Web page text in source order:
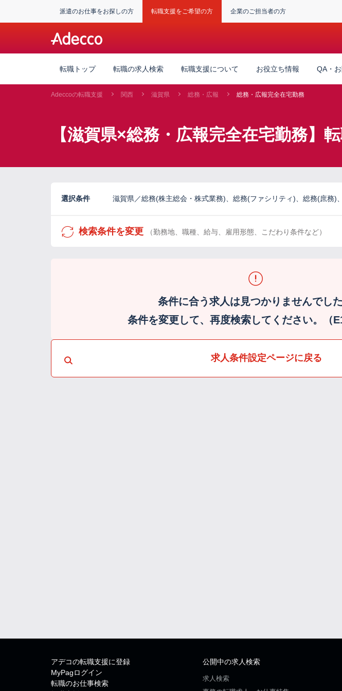
派遣のお仕事をお探しの方 転職支援をご希望の方 企業のご担当者の方
転職トップ 転職の求人検索 転職支援について お役立ち情報 QA・
Adeccoの転職支援 関西 滋賀県 総務・広報 総務・広報完全在宅勤務
【滋賀県×総務・広報完全在宅勤務】
選択条件 滋賀県／総務(株主総会・株式業務)、総務(ファシリティ)、総務(庶務)
検索条件を変更 （勤務地、職種、給与、雇用形態、こだわり条件など）
条件に合う求人は見つかりませんでした
条件を変更して、再度検索してください。（
求人条件設定ページに戻る
アデコの転職支援に登録
MyPagログイン
転職のお仕事検索
公開中の求人検索
求人検索